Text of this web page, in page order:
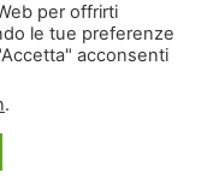
per offrirti
le tue preferenze
acconsenti
.